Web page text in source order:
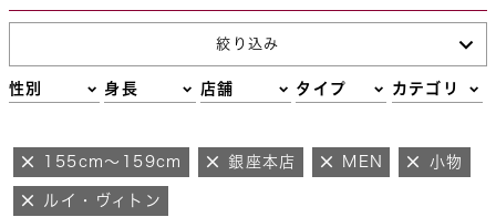
絞り込み
性別 身長 店舗 タイプ カテゴリ
155cm～159cm 銀座本店 MEN 小物
ルイ・ヴィトン